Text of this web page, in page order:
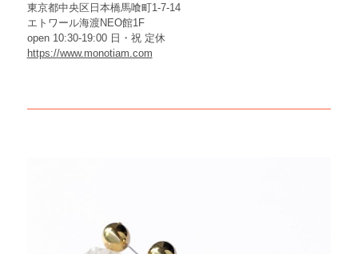
東京都中央区日本橋馬喰町1-7-14
エトワール海渡NEO館1F
open 10:30-19:00 日・祝 定休
https://www.monotiam.com